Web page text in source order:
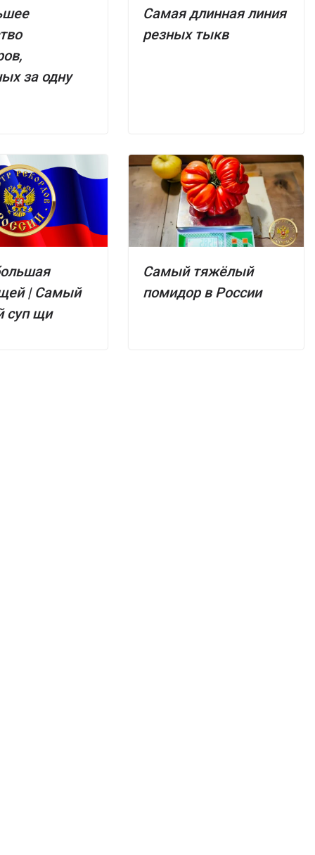
за одну
Самая длинная линия
резных тыкв
| Самый
суп щи
Самый тяжёлый
помидор в России